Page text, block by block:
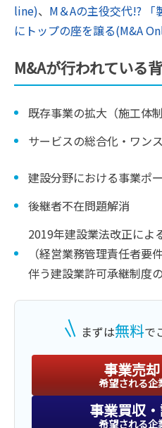
line)、 M＆Aの主役交代!? 「
にトップの座を譲る(M&A
M&Aが行われている
既存事業の拡大（施工体
サービスの総合化・ワン
建設分野における事業ポ
後継者不在問題解消
2019年建設業法改正によ
（経営業務管理責任者要
伴う建設業許可承継制度
まずは無料で
事業売
希望される企
事業買収
希望される企